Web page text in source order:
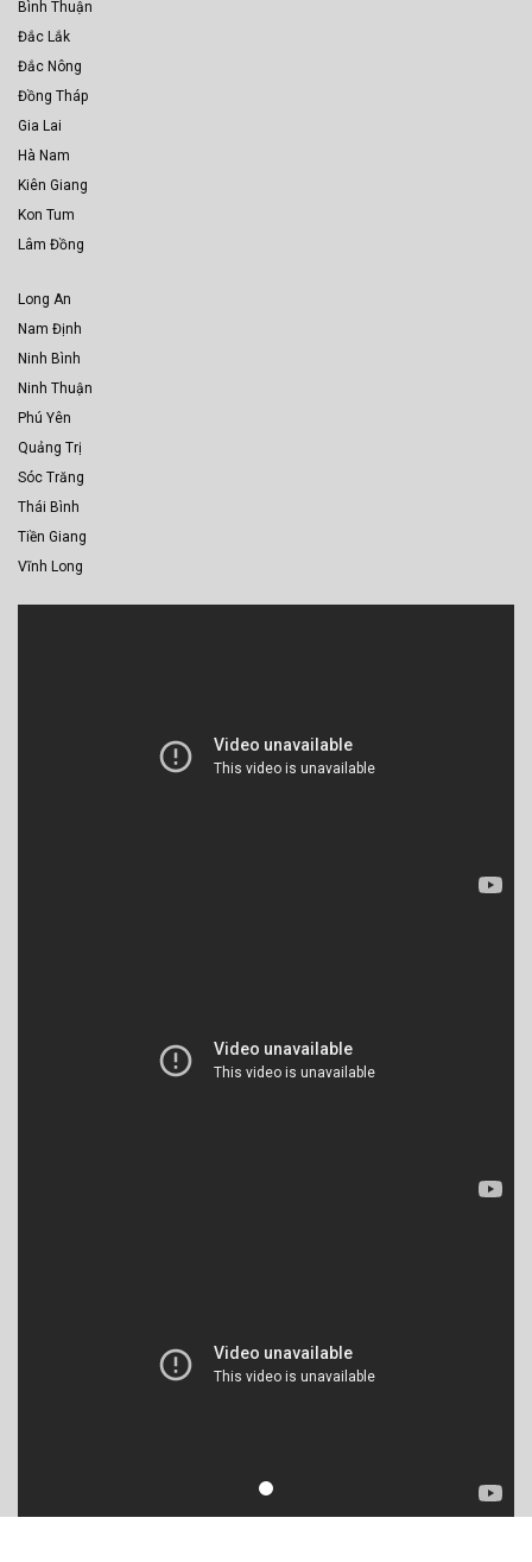
Bình Thuận
Đắc Lắk
Đắc Nông
Đồng Tháp
Gia Lai
Hà Nam
Kiên Giang
Kon Tum
Lâm Đồng
Long An
Nam Định
Ninh Bình
Ninh Thuận
Phú Yên
Quảng Trị
Sóc Trăng
Thái Bình
Tiền Giang
Vĩnh Long